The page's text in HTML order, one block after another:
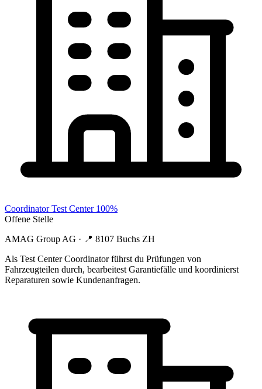
Coordinator Test Center 100%
Offene Stelle
AMAG Group AG · 📍 8107 Buchs ZH
Als Test Center Coordinator führst du Prüfungen von
Fahrzeugteilen durch, bearbeitest Garantiefälle und koordinierst
Reparaturen sowie Kundenanfragen.